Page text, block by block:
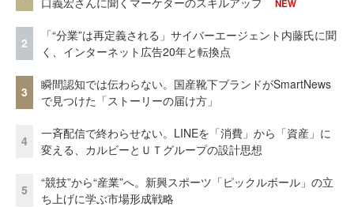
NEW
2
「“分業”は再定義される」サイバーエージェント内藤氏に聞
く、インターネット広告20年と転換点
3
瞬間認知では伝わらない。国産靴下ブランドがSmartNews
で見つけた「ストーリーの届け方」
4
一斉配信で終わらせない。LINEを「消費」から「資産」に
変える、カルビーとＵＴグループの設計思想
5
“競技”から“産業”へ。新興スポーツ「ピックルボール」の立
ち上げに学ぶ市場形成戦略